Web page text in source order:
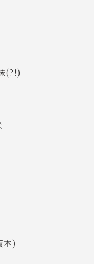
(?!)
本)